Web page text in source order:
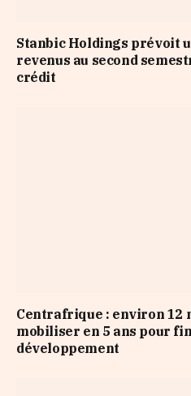
Stanbic Holdings prévoit
revenus au second
crédit
Centrafrique : environ 12
mobiliser en 5 ans pour
développement